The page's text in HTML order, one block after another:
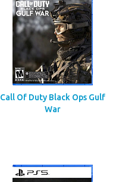
Call Of Duty Black Ops Gulf
War